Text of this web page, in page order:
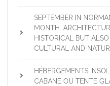
SEPTEMBER IN
MONTH.
HISTORICAL BUT
CULTURAL AND
HÉBERGEMENTS
CABANE OU TENTE